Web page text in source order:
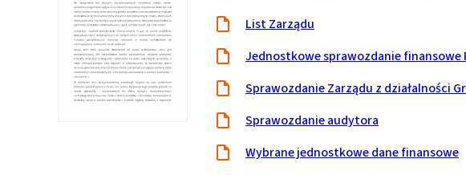
List Zarządu
Jednostkowe sprawozdanie finansowe
Sprawozdanie Zarządu z działalności
Sprawozdanie audytora
Wybrane jednostkowe dane finansowe